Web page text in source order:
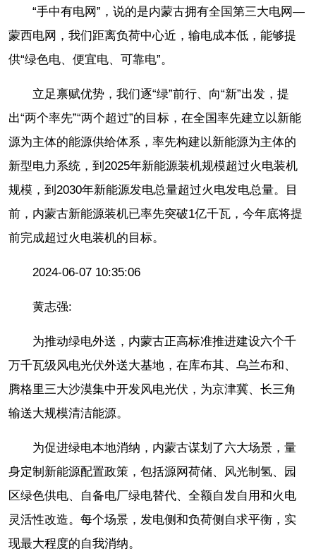
“手中有电网”，说的是内蒙古拥有全国第三大电网—
蒙西电网，我们距离负荷中心近，输电成本低，能够提
供“绿色电、便宜电、可靠电”。
立足禀赋优势，我们逐“绿”前行、向“新”出发，提
出“两个率先”“两个超过”的目标，在全国率先建立以新能
源为主体的能源供给体系，率先构建以新能源为主体的
新型电力系统，到2025年新能源装机规模超过火电装机
规模，到2030年新能源发电总量超过火电发电总量。目
前，内蒙古新能源装机已率先突破1亿千瓦，今年底将提
前完成超过火电装机的目标。
2024-06-07 10:35:06
黄志强:
为推动绿电外送，内蒙古正高标准推进建设六个千
万千瓦级风电光伏外送大基地，在库布其、乌兰布和、
腾格里三大沙漠集中开发风电光伏，为京津冀、长三角
输送大规模清洁能源。
为促进绿电本地消纳，内蒙古谋划了六大场景，量
身定制新能源配置政策，包括源网荷储、风光制氢、园
区绿色供电、自备电厂绿电替代、全额自发自用和火电
灵活性改造。每个场景，发电侧和负荷侧自求平衡，实
现最大程度的自我消纳。